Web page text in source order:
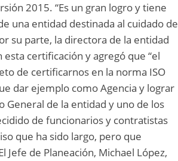
2015. “Es un gran logro y tiene
una entidad destinada al cuidado de
su parte, la directora de la entidad
certificación y agregó que “el
de certificarnos en la norma ISO
dar ejemplo como Agencia y lograr
General de la entidad y uno de los
de funcionarios y contratistas
que ha sido largo, pero que
de Planeación, Michael López,